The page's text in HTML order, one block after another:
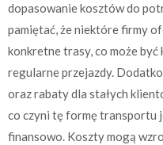
dopasowanie kosztów do
pamiętać, że niektóre firmy
konkretne trasy, co może
regularne przejazdy.
oraz rabaty dla stałych
co czyni tę formę transportu
finansowo. Koszty mogą